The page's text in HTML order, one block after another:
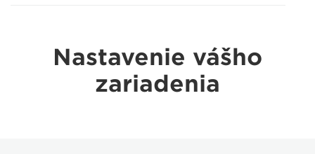
Nastavenie vášho
zariadenia